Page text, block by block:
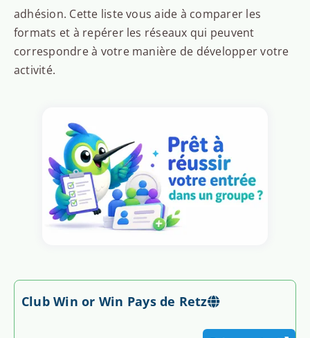
adhésion. Cette liste vous aide à comparer les
formats et à repérer les réseaux qui peuvent
correspondre à votre manière de développer votre
activité.
Club Win or Win Pays de Retz